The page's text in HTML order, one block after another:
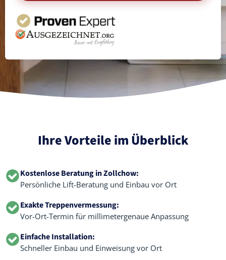
Ihre Vorteile im Überblick
Kostenlose Beratung in Zollchow:
Persönliche Lift-Beratung und Einbau vor Ort
Exakte Treppenvermessung:
Vor-Ort-Termin für millimetergenaue Anpassung
Einfache Installation:
Schneller Einbau und Einweisung vor Ort